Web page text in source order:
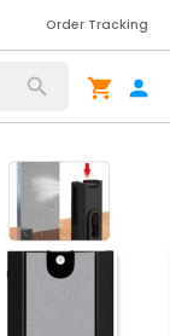
Order Tracking